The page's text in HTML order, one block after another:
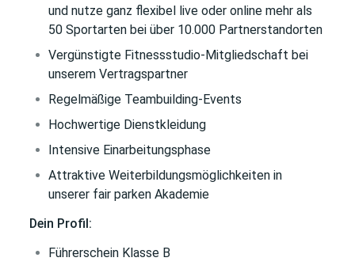
und nutze ganz flexibel live oder online mehr als
50 Sportarten bei über 10.000 Partnerstandorten
Vergünstigte Fitnessstudio-Mitgliedschaft bei
unserem Vertragspartner
Regelmäßige Teambuilding-Events
Hochwertige Dienstkleidung
Intensive Einarbeitungsphase
Attraktive Weiterbildungsmöglichkeiten in
unserer fair parken Akademie
Dein Profil:
Führerschein Klasse B